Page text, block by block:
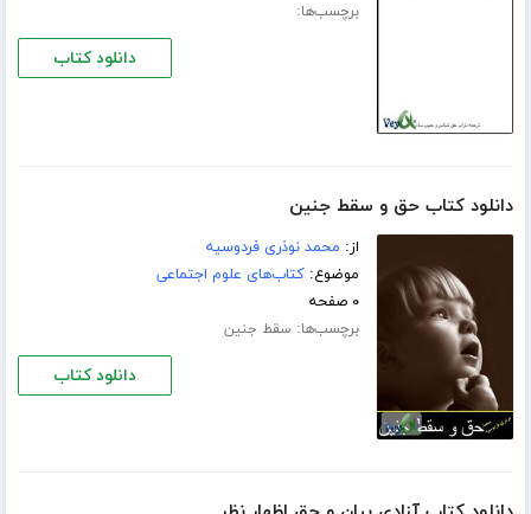
برچسب‌ها:
دانلود کتاب
دانلود کتاب حق و سقط جنین
از: محمد نوذری فردوسیه
موضوع:کتاب‌های علوم اجتماعی
۰ صفحه
برچسب‌ها: سقط جنین
دانلود کتاب